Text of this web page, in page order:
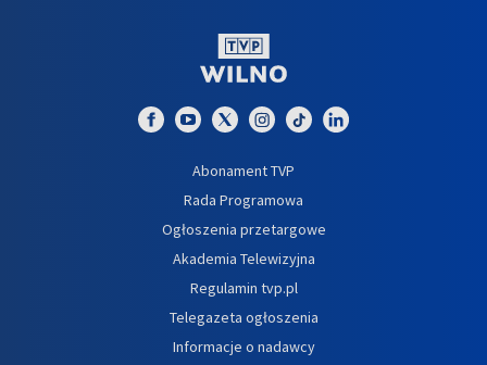
Abonament TVP
Rada Programowa
Ogłoszenia przetargowe
Akademia Telewizyjna
Regulamin tvp.pl
Telegazeta ogłoszenia
Informacje o nadawcy